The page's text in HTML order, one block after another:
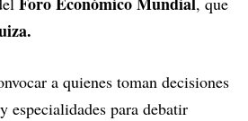
a quienes toman decisiones
especialidades para debatir